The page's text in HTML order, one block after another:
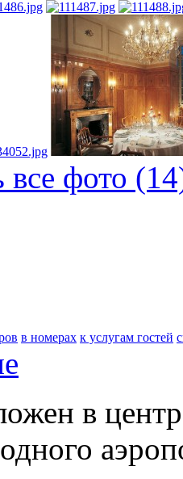
все фото
в номерах к услугам гостей
в